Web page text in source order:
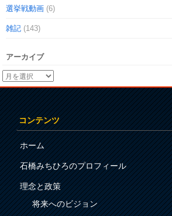
選挙戦動画 (6)
雑記 (143)
アーカイブ
コンテンツ
ホーム
石橋みちひろのプロフィール
理念と政策
将来へのビジョン